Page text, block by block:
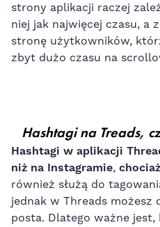
strony aplikacji raczej
niej jak najwięcej czasu, a
stronę użytkowników,
zbyt dużo czasu na
Hashtagi na Treads,
Hashtagi w aplikacji
niż na Instagramie,
również służą do
jednak w Threads możesz
posta. Dlatego ważne